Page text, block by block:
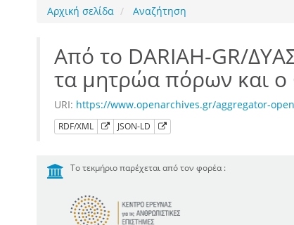
Αρχική σελίδα Αναζήτηση
Από το DARIAH-GR/
τα μητρώα πόρων και
URI: https://www.openarchives.gr/aggregator-
RDF/XML JSON-LD
Το τεκμήριο παρέχεται από τον φορέα :